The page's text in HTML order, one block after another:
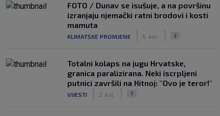
FOTO / Dunav se isušuje, a na površinu
izranjaju njemački ratni brodovi i kosti
mamuta
KLIMATSKE PROMJENE 5. kol. 2
Totalni kolaps na jugu Hrvatske,
granica paralizirana. Neki iscrpljeni
putnici završili na Hitnoj: "Ovo je teror!"
VIJESTI 2. kol. 7